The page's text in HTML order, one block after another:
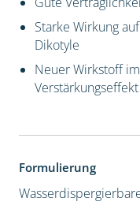
Starke Wirkung
Dikotyle
Neuer Wirkstoff
Formulierung